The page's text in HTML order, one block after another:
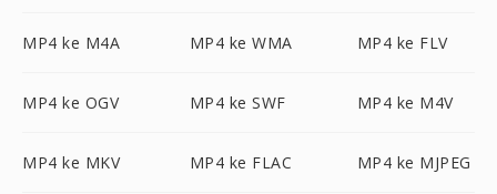
MP4 ke M4A MP4 ke WMA MP4 ke FLV
MP4 ke OGV MP4 ke SWF MP4 ke M4V
MP4 ke MKV MP4 ke FLAC MP4 ke MJPEG